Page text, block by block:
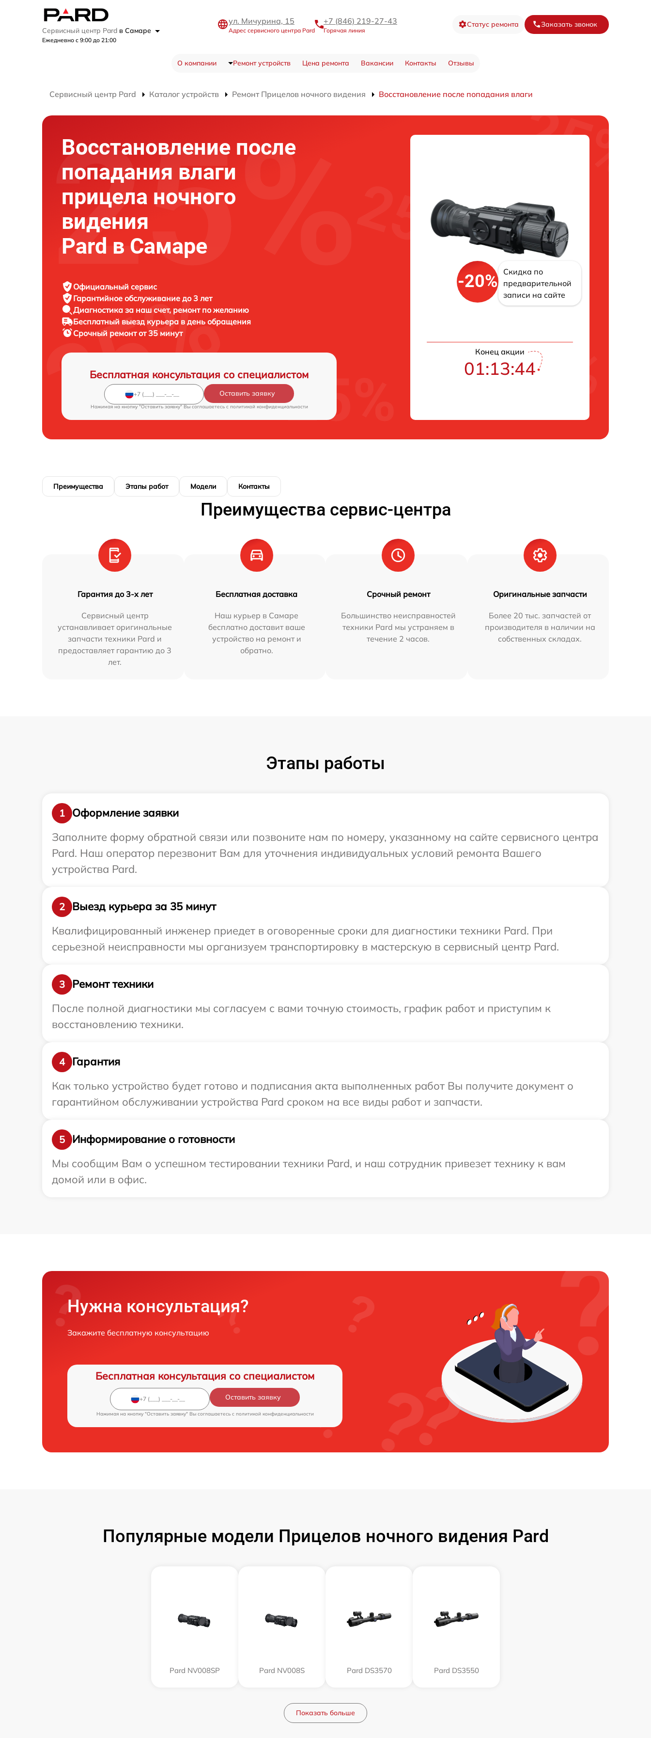
Сервисный центр Pard в Самаре
Ежедневно с 9:00 до 21:00
ул. Мичурина, 15
Адрес сервисного центра Pard
+7 (846) 219-27-43
Горячая линия
Статус ремонта Заказать звонок
О компании Ремонт устройств Цена ремонта Вакансии Контакты Отзывы
Сервисный центр Pard Каталог устройств Ремонт Прицелов ночного видения Восстановление после попадания влаги
Восстановление после
попадания влаги
прицела ночного
видения
Pard в Самаре
Официальный сервис
Гарантийное обслуживание до 3 лет
Диагностика за наш счет, ремонт по желанию
Бесплатный выезд курьера в день обращения
Срочный ремонтот 35 минут
Бесплатная консультация со специалистом
Оставить заявку
Нажимая на кнопку "Оставить заявку" Вы соглашаетесь c политикой конфиденциальности
-20%
Скидка по
предварительной
записи на сайте
Конец акции
01:13:43
Преимущества Этапы работ Модели Контакты
Преимущества сервис-центра
Гарантия до 3-х лет
Сервисный центр
устанавливает оригинальные
запчасти техники Pard и
предоставляет гарантию до 3
лет.
Бесплатная доставка
Наш курьер в Самаре
бесплатно доставит ваше
устройство на ремонт и
обратно.
Срочный ремонт
Большинство неисправностей
техники Pard мы устраняем в
течение 2 часов.
Оригинальные запчасти
Более 20 тыс. запчастей от
производителя в наличии на
собственных складах.
Этапы работы
1
Оформление заявки
Заполните форму обратной связи или позвоните нам по номеру, указанному на сайте сервисного центра
Pard. Наш оператор перезвонит Вам для уточнения индивидуальных условий ремонта Вашего
устройства Pard.
2
Выезд курьера за 35 минут
Квалифицированный инженер приедет в оговоренные сроки для диагностики техники Pard. При
серьезной неисправности мы организуем транспортировку в мастерскую в сервисный центр Pard.
3
Ремонт техники
После полной диагностики мы согласуем с вами точную стоимость, график работ и приступим к
восстановлению техники.
4
Гарантия
Как только устройство будет готово и подписания акта выполненных работ Вы получите документ о
гарантийном обслуживании устройства Pard сроком на все виды работ и запчасти.
5
Информирование о готовности
Мы сообщим Вам о успешном тестировании техники Pard, и наш сотрудник привезет технику к вам
домой или в офис.
Нужна консультация?
Закажите бесплатную консультацию
Бесплатная консультация со специалистом
Оставить заявку
Нажимая на кнопку "Оставить заявку" Вы соглашаетесь c политикой конфиденциальности
Популярные модели Прицелов ночного видения Pard
Pard NV008SP Pard NV008S Pard DS3570 Pard DS3550
Показать больше